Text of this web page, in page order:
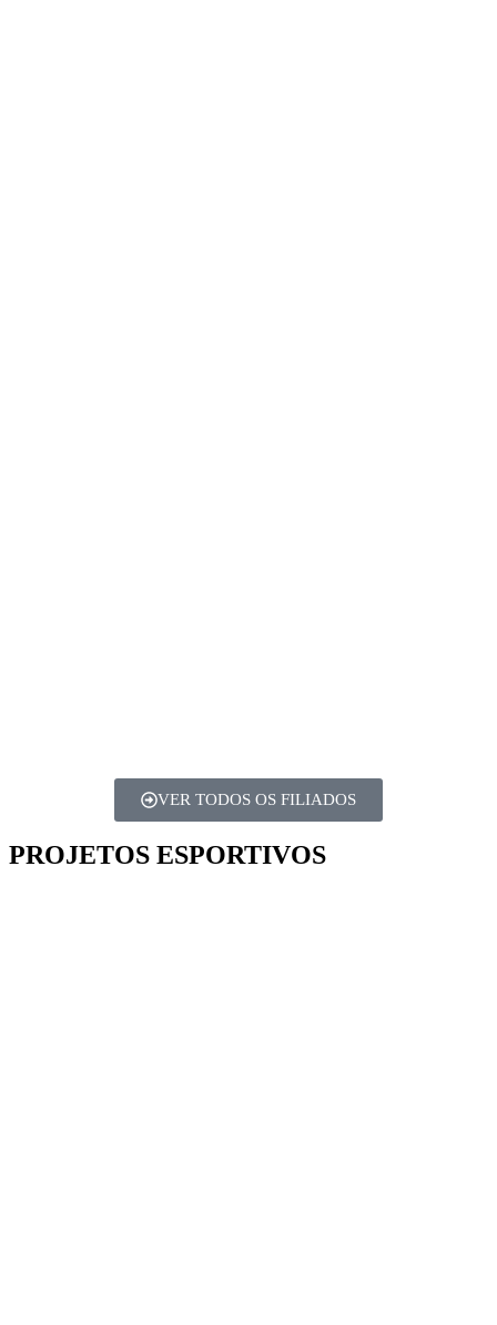
VER TODOS OS FILIADOS
PROJETOS ESPORTIVOS